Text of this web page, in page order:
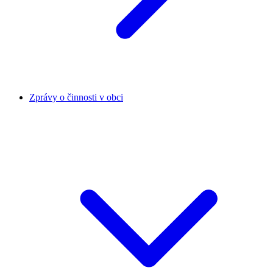
Zprávy o činnosti v obci